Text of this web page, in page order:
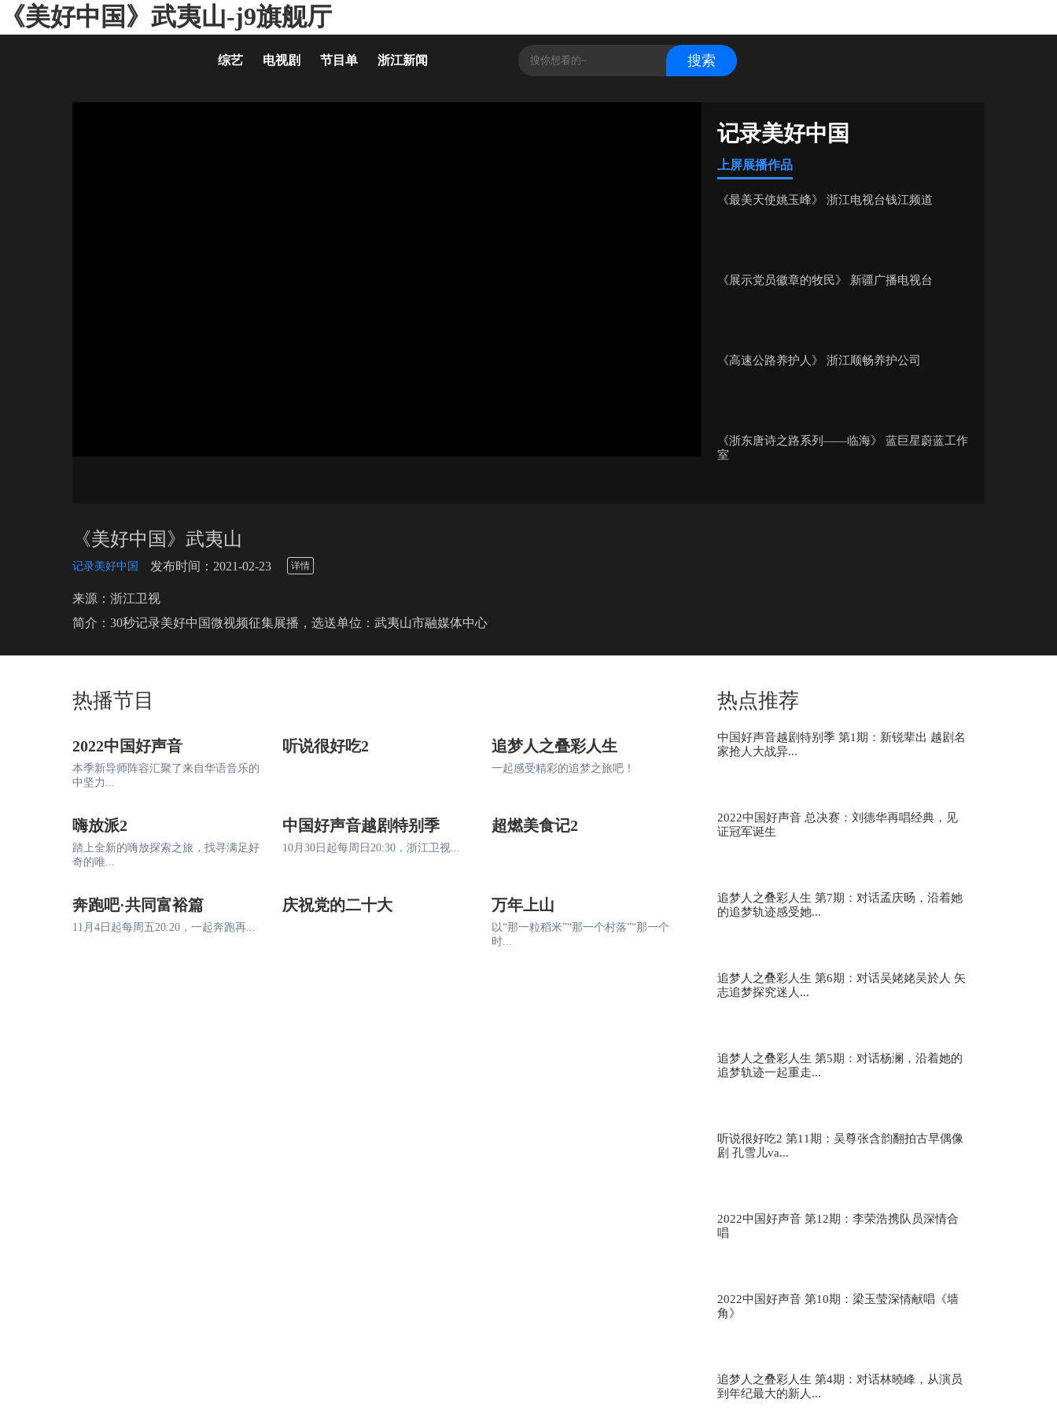
《美好中国》武夷山-j9旗舰厅
综艺 电视剧 节目单 浙江新闻
《美好中国》武夷山
记录美好中国 发布时间：2021-02-23 详情
来源：浙江卫视
简介：30秒记录美好中国微视频征集展播，选送单位：武夷山市融媒体中心
记录美好中国
上屏展播作品
《最美天使姚玉峰》 浙江电视台钱江频道
《展示党员徽章的牧民》 新疆广播电视台
《高速公路养护人》 浙江顺畅养护公司
《浙东唐诗之路系列——临海》 蓝巨星蔚蓝工作
室
《义乌我梦想开始的地方》 金丹娜 赵品卫 陈锦
《杭州湾大湾区》 单鹏云
热播节目
2022中国好声音
本季新导师阵容汇聚了来自华语音乐的
中坚力...
听说很好吃2 追梦人之叠彩人生
一起感受精彩的追梦之旅吧！
嗨放派2
踏上全新的嗨放探索之旅，找寻满足好
奇的唯...
中国好声音越剧特别季
10月30日起每周日20:30，浙江卫视...
超燃美食记2
奔跑吧·共同富裕篇
11月4日起每周五20:20，一起奔跑再...
庆祝党的二十大 万年上山
以“那一粒稻米”“那一个村落”“那一个
时...
热点推荐
中国好声音越剧特别季 第1期：新锐辈出 越剧名
家抢人大战异...
2022中国好声音 总决赛：刘德华再唱经典，见
证冠军诞生
追梦人之叠彩人生 第7期：对话孟庆旸，沿着她
的追梦轨迹感受她...
追梦人之叠彩人生 第6期：对话吴姥姥吴於人 矢
志追梦探究迷人...
追梦人之叠彩人生 第5期：对话杨澜，沿着她的
追梦轨迹一起重走...
听说很好吃2 第11期：吴尊张含韵翻拍古早偶像
剧 孔雪儿va...
2022中国好声音 第12期：李荣浩携队员深情合
唱
2022中国好声音 第10期：梁玉莹深情献唱《墙
角》
追梦人之叠彩人生 第4期：对话林曉峰，从演员
到年纪最大的新人...